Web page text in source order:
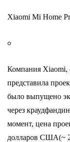
Xiaomi Mi Home
Компания Xiaomi,
представила
было выпущено
через
момент, цена
долларов США(~